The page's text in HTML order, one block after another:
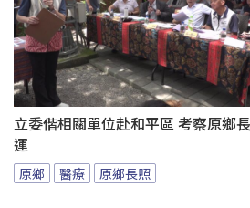
立委偕相關單位赴和平區 考察原鄉
運
原鄉 醫療 原鄉長照